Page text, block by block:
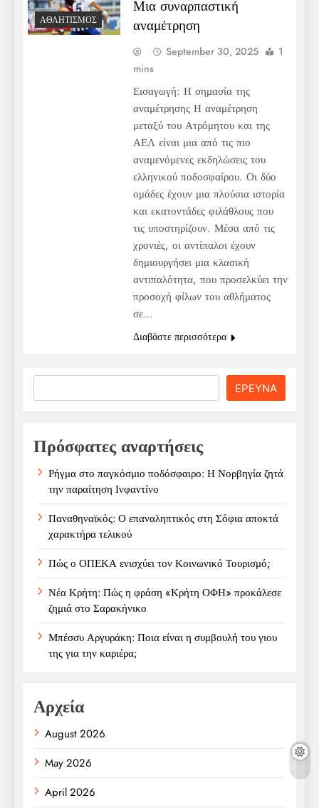
ΑΘΛΗΤΙΣΜΌΣ
Μια συναρπαστική
αναμέτρηση
September 30, 2025
1
mins
Εισαγωγή: Η σημασία της
αναμέτρησης Η αναμέτρηση
μεταξύ του Ατρόμητου και της
ΑΕΛ είναι μια από τις πιο
αναμενόμενες εκδηλώσεις του
ελληνικού ποδοσφαίρου. Οι δύο
ομάδες έχουν μια πλούσια ιστορία
και εκατοντάδες φιλάθλους που
τις υποστηρίζουν. Μέσα από τις
χρονιές, οι αντίπαλοι έχουν
δημιουργήσει μια κλασική
αντιπαλότητα, που προσελκύει την
προσοχή φίλων του αθλήματος
σε…
Διαβάστε περισσότερα
ΕΡΕΥΝΑ
Πρόσφατες αναρτήσεις
Ρήγμα στο παγκόσμιο ποδόσφαιρο: Η Νορβηγία ζητά
την παραίτηση Ινφαντίνο
Παναθηναϊκός: Ο επαναληπτικός στη Σόφια αποκτά
χαρακτήρα τελικού
Πώς ο ΟΠΕΚΑ ενισχύει τον Κοινωνικό Τουρισμό;
Νέα Κρήτη: Πώς η φράση «Κρήτη ΟΦΗ» προκάλεσε
ζημιά στο Σαρακήνικο
Μπέσσυ Αργυράκη: Ποια είναι η συμβουλή του γιου
της για την καριέρα;
Αρχεία
August 2026
May 2026
April 2026